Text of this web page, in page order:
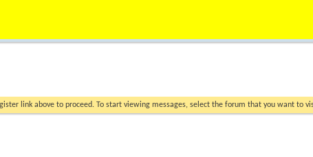
link above to proceed. To start viewing messages, select the forum that you want to